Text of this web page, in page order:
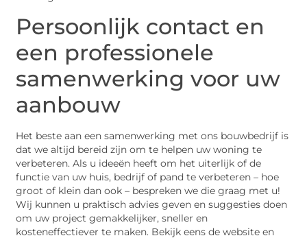
Persoonlijk contact en
een professionele
samenwerking voor uw
aanbouw
Het beste aan een samenwerking met ons bouwbedrijf is
dat we altijd bereid zijn om te helpen uw woning te
verbeteren. Als u ideeën heeft om het uiterlijk of de
functie van uw huis, bedrijf of pand te verbeteren – hoe
groot of klein dan ook – bespreken we die graag met u!
Wij kunnen u praktisch advies geven en suggesties doen
om uw project gemakkelijker, sneller en
kosteneffectiever te maken. Bekijk eens de website en